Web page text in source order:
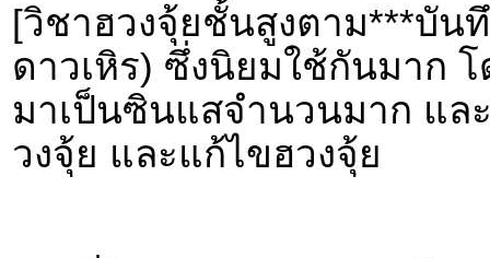
[วิชาฮวงจุ้ยชั้นสูงตาม***บัน
ดาวเหิร) ซึ่งนิยมใช้กันมาก
มาเป็นซินแสจำนวนมาก แล
วงจุ้ย และแก้ไขฮวงจุ้ย